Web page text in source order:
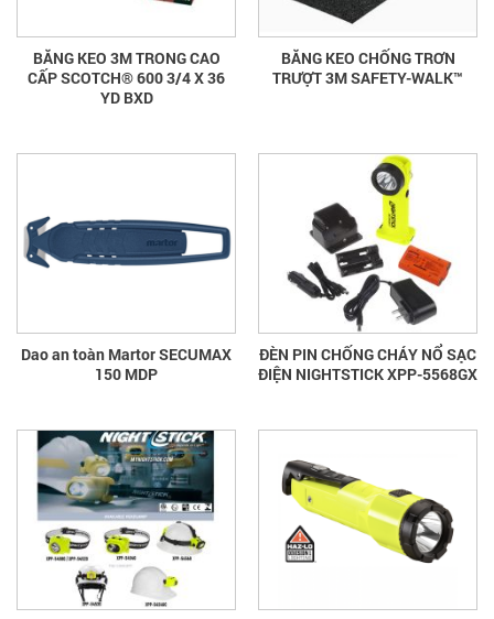
BĂNG KEO 3M TRONG CAO
CẤP SCOTCH® 600 3/4 X 36
YD BXD
BĂNG KEO CHỐNG TRƠN
TRƯỢT 3M SAFETY-WALK™
Dao an toàn Martor SECUMAX
150 MDP
ĐÈN PIN CHỐNG CHÁY NỔ SẠC
ĐIỆN NIGHTSTICK XPP-5568GX